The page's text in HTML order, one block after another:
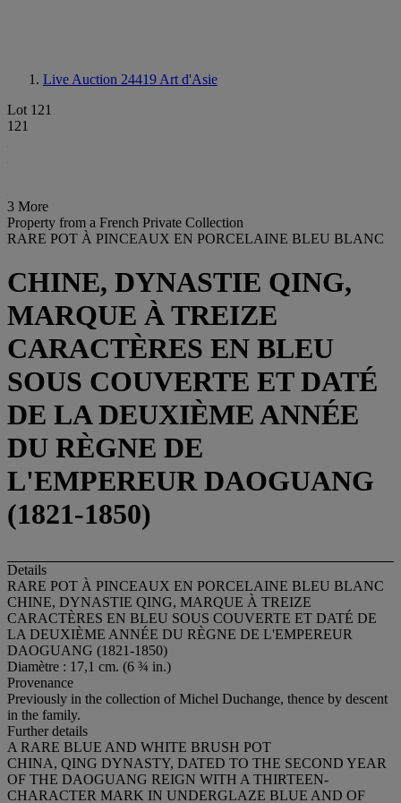
Live Auction 24419 Art d'Asie
Lot 121
121
3 More
Property from a French Private Collection
RARE POT À PINCEAUX EN PORCELAINE BLEU BLANC
CHINE, DYNASTIE QING,
MARQUE À TREIZE
CARACTÈRES EN BLEU
SOUS COUVERTE ET DATÉ
DE LA DEUXIÈME ANNÉE
DU RÈGNE DE
L'EMPEREUR DAOGUANG
(1821-1850)
Details
RARE POT À PINCEAUX EN PORCELAINE BLEU BLANC
CHINE, DYNASTIE QING, MARQUE À TREIZE
CARACTÈRES EN BLEU SOUS COUVERTE ET DATÉ DE
LA DEUXIÈME ANNÉE DU RÈGNE DE L'EMPEREUR
DAOGUANG (1821-1850)
Diamètre : 17,1 cm. (6 ¾ in.)
Provenance
Previously in the collection of Michel Duchange, thence by descent
in the family.
Further details
A RARE BLUE AND WHITE BRUSH POT
CHINA, QING DYNASTY, DATED TO THE SECOND YEAR
OF THE DAOGUANG REIGN WITH A THIRTEEN-
CHARACTER MARK IN UNDERGLAZE BLUE AND OF